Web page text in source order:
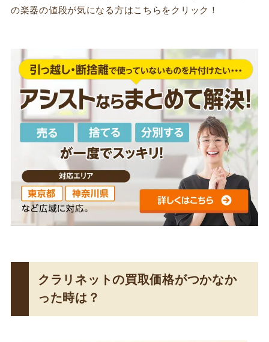
の楽器の値段が気になる方はこちらをクリック！
クラリネットの買取価格がつかなか
った時は？